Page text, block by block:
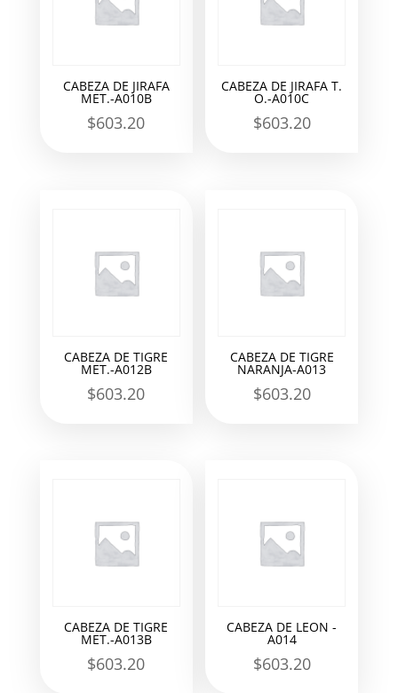
CABEZA DE JIRAFA
MET.-A010B
$603.20
CABEZA DE JIRAFA T.
O.-A010C
$603.20
CABEZA DE TIGRE
MET.-A012B
$603.20
CABEZA DE TIGRE
NARANJA-A013
$603.20
CABEZA DE TIGRE
MET.-A013B
$603.20
CABEZA DE LEON -
A014
$603.20